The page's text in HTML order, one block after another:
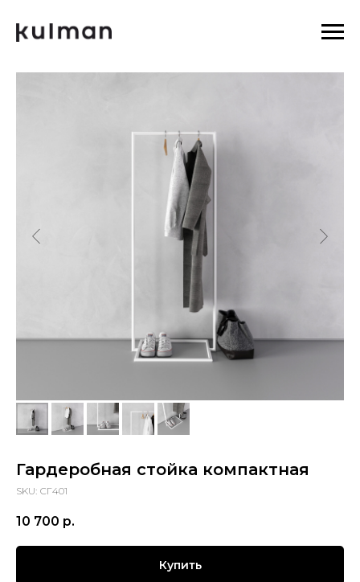
Гардеробная стойка компактная
SKU: СГ401
10 700 р.
Купить